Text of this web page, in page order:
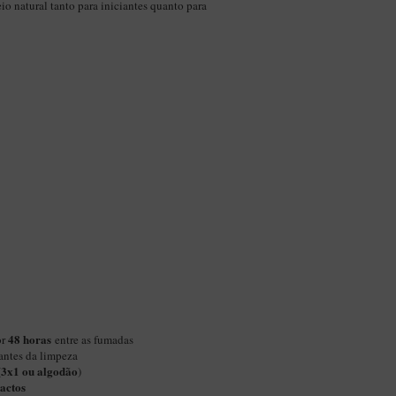
natural tanto para iniciantes quanto para
48 horas entre as fumadas
da limpeza
3x1 ou algodão)